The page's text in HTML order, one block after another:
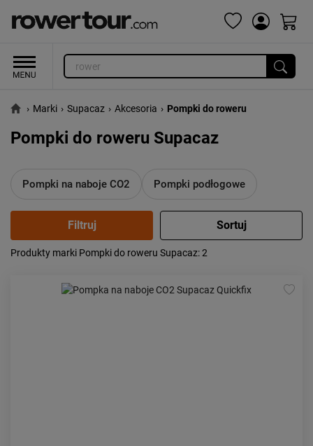
› Marki › Supacaz › Akcesoria › Pompki do roweru
Pompki do roweru Supacaz
Pompki na naboje CO2 Pompki podłogowe
Popularność:
od najwyższej
Produkty marki Pompki do roweru Supacaz: 2